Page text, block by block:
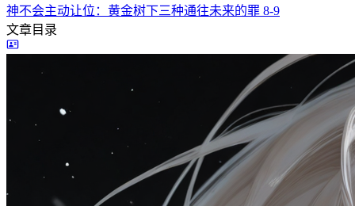
神不会主动让位：黄金树下三种通往未来的罪 8-9
文章目录